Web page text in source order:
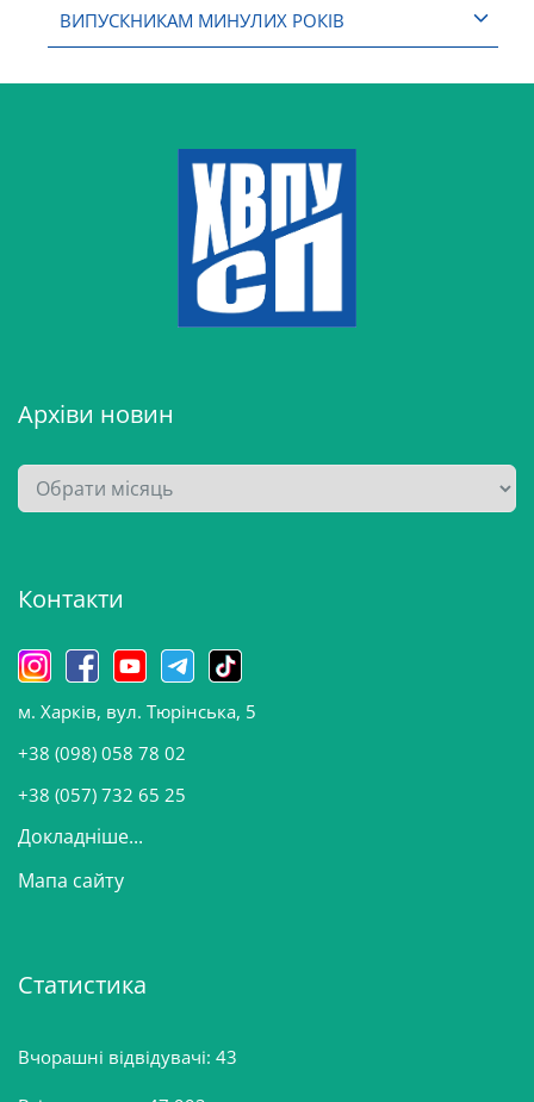
ВИПУСКНИКАМ МИНУЛИХ РОКІВ
Архіви новин
А
р
в
н
о
в
и
Контакти
м. Харків, вул. Тюрінська, 5
+38 (098) 058 78 02
+38 (057) 732 65 25
Докладніше...
Мапа сайту
Статистика
Вчорашні відвідувачі: 43